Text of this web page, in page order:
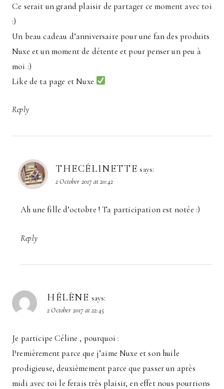
Ce serait un grand plaisir de partager ce moment avec toi
:)
Un beau cadeau d’anniversaire pour une fan des produits
Nuxe et un moment de détente et pour penser un peu à
moi :)
Like de ta page et Nuxe
Reply
THECÉLINETTE says:
2 October 2017 at 20:42
Ah une fille d’octobre ! Ta participation est notée :)
Reply
HÉLÈNE says:
2 October 2017 at 22:45
Je participe Céline , pourquoi :
Premièrement parce que j’aime Nuxe et son huile
prodigieuse, deuxièmement parce que passer un après
midi avec toi le ferais très plaisir, en effet nous pourrions